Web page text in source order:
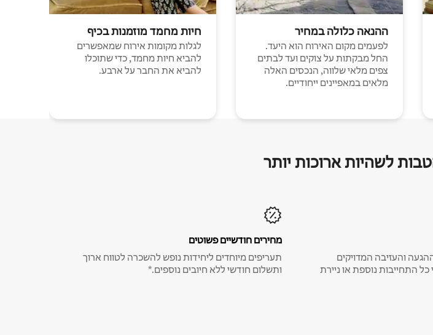
ההנאה כלולה במחיר
לפעמים מקום האירוח הוא היעד.
החל מבקתות על צוקים ועד לבתים
צפים מלאי שלווה, הנכסים האלה
מלאים במאפיינים ייחודיים.
חיות מחמד מוזמנות בכיף
לגלות מקומות אירוח שמאפשרים
להביא חיות מחמד, כדי שתוכלו
להביא את החבר על ארבע.
לשהיות ארוכות יותר
והעזיבה המדויקים
כל התחייבות נוספת או ניירת
מחירים חודשיים פשוטים
תעריפים מיוחדים ליחידות נופש להשכרה לטווח ארוך
ותשלום חודשי ללא חיובים נוספים.*